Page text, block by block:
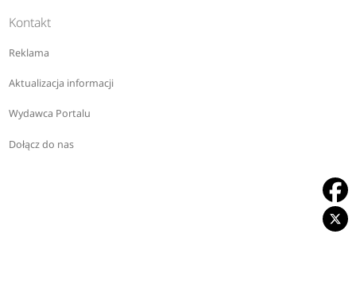
Kontakt
Reklama
Aktualizacja informacji
Wydawca Portalu
Dołącz do nas